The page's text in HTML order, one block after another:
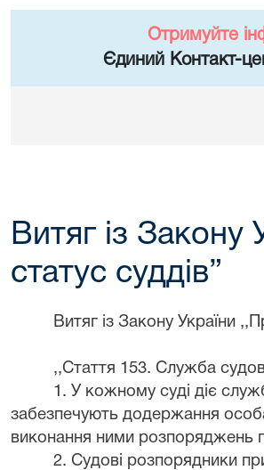
Отримуйте
Єдиний Контакт-
Витяг із Закону
статус суддів”
Витяг із Закону України
,,Стаття 153. Служба
1. У кожному суді діє
забезпечують додержання
виконання ними розпоряджень
2. Судові розпорядники